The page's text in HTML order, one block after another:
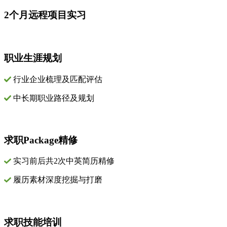
2个月远程项目实习
职业生涯规划
行业企业梳理及匹配评估
中长期职业路径及规划
求职Package精修
实习前后共2次中英简历精修
履历素材深度挖掘与打磨
求职技能培训